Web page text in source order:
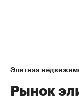
Элитная
Рынок